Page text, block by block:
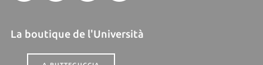
La boutique de l'Università